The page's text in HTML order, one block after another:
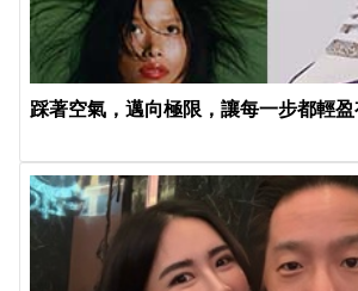
踩著空氣，邁向極限，讓每一步都輕盈